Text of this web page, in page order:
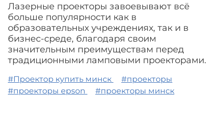
Лазерные проекторы завоевывают всё
больше популярности как в
образовательных учреждениях, так и в
бизнес-среде, благодаря своим
значительным преимуществам перед
традиционными ламповыми проекторами.
#Проектор купить минск
#проекторы
#проекторы epson
#проекторы минск